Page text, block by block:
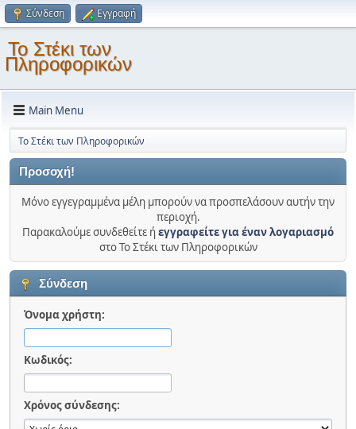
Σύνδεση Εγγραφή
Το Στέκι των
Πληροφορικών
Main Menu
Το Στέκι των Πληροφορικών
Προσοχή!
Μόνο εγγεγραμμένα μέλη μπορούν να προσπελάσουν αυτήν την
περιοχή.
Παρακαλούμε συνδεθείτε ήεγγραφείτε για έναν λογαριασμό
στο Το Στέκι των Πληροφορικών
Σύνδεση
Όνομα χρήστη:
Κωδικός:
Χρόνος σύνδεσης: